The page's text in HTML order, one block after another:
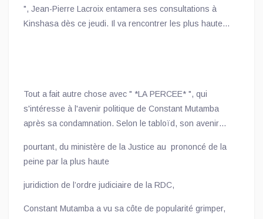
", Jean-Pierre Lacroix entamera ses consultations à
Kinshasa dès ce jeudi. Il va rencontrer les plus hautes
évolutions récentes du contexte politique et sécuritaire,
ainsi que sur les activités de la MONUSCO.
Tout a fait autre chose avec " *LA PERCEE* ", qui
s'intéresse à l'avenir politique de Constant Mutamba
après sa condamnation. Selon le tabloïd, son avenir
grandement compromis. Et
pourtant, du ministère de la Justice au prononcé de la
peine par la plus haute
juridiction de l’ordre judiciaire de la RDC,
Constant Mutamba a vu sa côte de popularité grimper,